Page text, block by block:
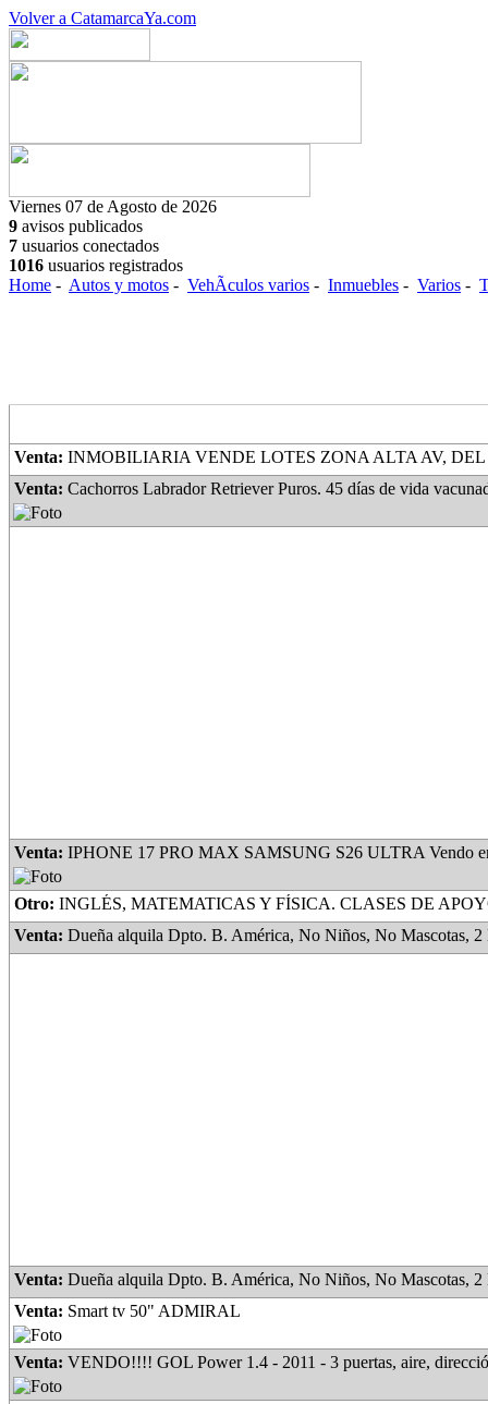
Volver a CatamarcaYa.com
Viernes 07 de Agosto de 2026
9 avisos publicados
7 usuarios conectados
1016 usuarios registrados
Home - Autos y motos - VehÃ­culos varios - Inmuebles - Varios -
Venta: INMOBILIARIA VENDE LOTES ZONA ALTA AV, DEL PINO Y AV. OJO DE AGUA
Venta: Cachorros Labrador Retriever Puros. 45 días de vida
Venta: IPHONE 17 PRO MAX SAMSUNG S26 ULTRA Vendo
Otro: INGLÉS, MATEMATICAS Y FÍSICA. CLASES DE APOYO, AYUDA CON LAS TAREAS, PREPARACIÓN
Venta: Dueña alquila Dpto. B. América, No Niños, No Mascotas, 2 Habitaciones, Cocina Comedor, Baño, Lavadero, Amplio Patio, espacio verde, con plantas, frutales, lugar para guardar
Venta: Dueña alquila Dpto. B. América, No Niños, No Mascotas, 2 Habitaciones, Cocina Comedor, Baño, Lavadero, Amplio Patio, espacio verde, con plantas, frutales, lugar para
Venta: Smart tv 50" ADMIRAL
Venta: VENDO!!!! GOL Power 1.4 - 2011 - 3 puertas, aire,